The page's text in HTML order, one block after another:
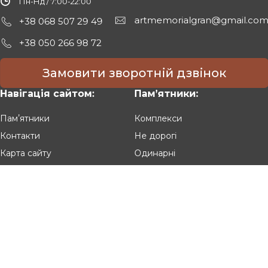
+38 068 507 29 49
+38 050 266 98 72
artmemorialgran@gmail.com
Замовити зворотній дзвінок
Навігація сайтом:
Памʼятники
Контакти
Карта сайту
Памʼятники:
Комплекси
Не дорогі
Одинарні